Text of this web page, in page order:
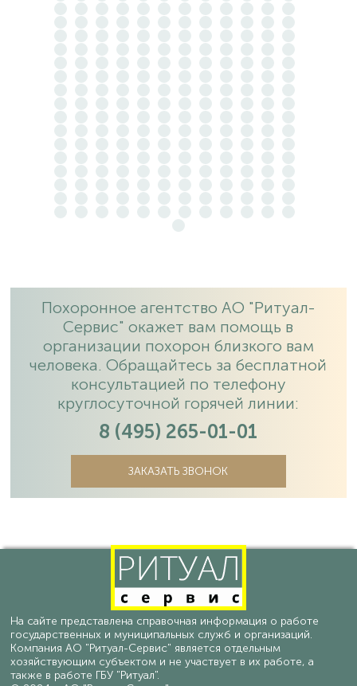
Похоронное агентство АО "Ритуал-
Сервис" окажет вам помощь в
организации похорон близкого вам
человека. Обращайтесь за бесплатной
консультацией по телефону
круглосуточной горячей линии:
8 (495) 265-01-01
ЗАКАЗАТЬ ЗВОНОК
На сайте представлена справочная информация о работе
государственных и муниципальных служб и организаций.
Компания АО "Ритуал-Сервис" является отдельным
хозяйствующим субъектом и не участвует в их работе, а
также в работе ГБУ "Ритуал".